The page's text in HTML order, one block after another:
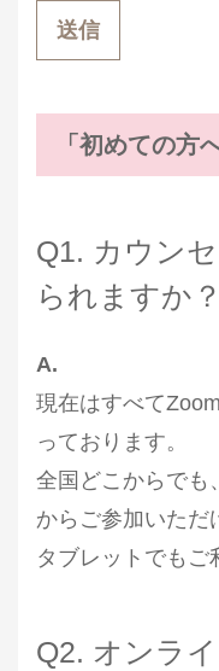
「初めての方
Q1. カウン
られますか？
A.
現在はすべて
っております。
全国どこからでも
からご参加いただ
タブレットでもご
Q2. オンラ